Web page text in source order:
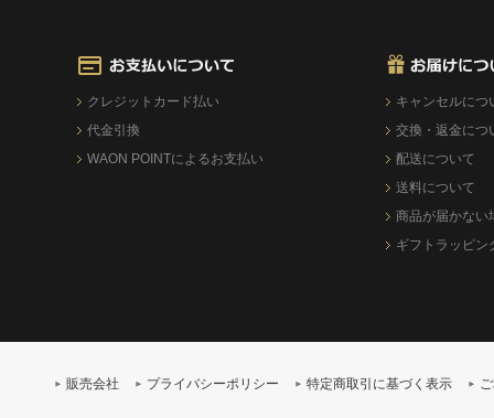
クレジットカード払い
代金引換
WAON POINTによるお支払い
キャンセルにつ
交換・返金につ
配送について
送料について
商品が届かない
ギフトラッピン
販売会社 プライバシーポリシー 特定商取引に基づく表示